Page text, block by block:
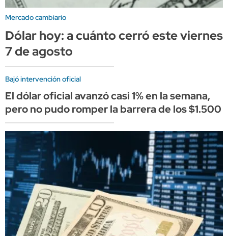
Mercado cambiario
Dólar hoy: a cuánto cerró este viernes
7 de agosto
Bajó intervención oficial
El dólar oficial avanzó casi 1% en la semana,
pero no pudo romper la barrera de los $1.500